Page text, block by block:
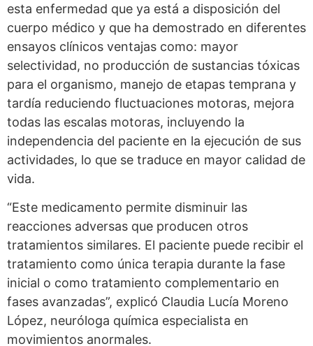
esta enfermedad que ya está a disposición del
cuerpo médico y que ha demostrado en diferentes
ensayos clínicos ventajas como: mayor
selectividad, no producción de sustancias tóxicas
para el organismo, manejo de etapas temprana y
tardía reduciendo fluctuaciones motoras, mejora
todas las escalas motoras, incluyendo la
independencia del paciente en la ejecución de sus
actividades, lo que se traduce en mayor calidad de
vida.
“Este medicamento permite disminuir las
reacciones adversas que producen otros
tratamientos similares. El paciente puede recibir el
tratamiento como única terapia durante la fase
inicial o como tratamiento complementario en
fases avanzadas”, explicó Claudia Lucía Moreno
López, neuróloga química especialista en
movimientos anormales.